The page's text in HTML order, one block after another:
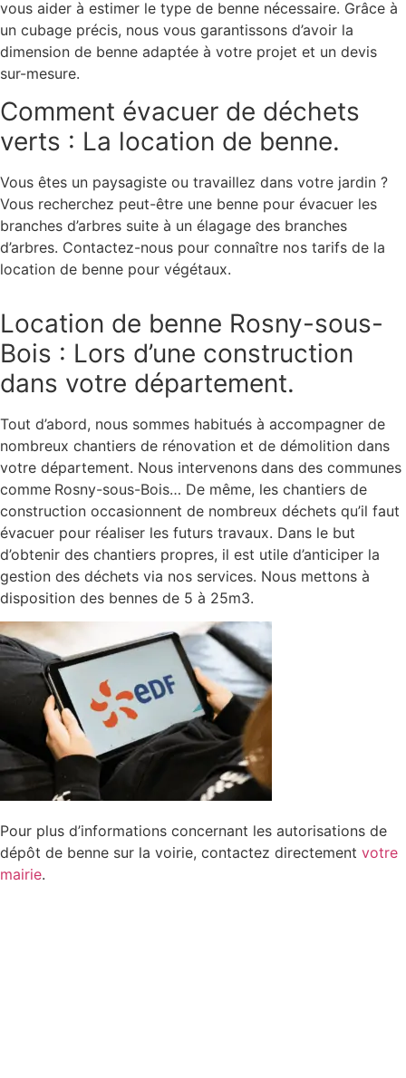
vous aider à estimer le type de benne nécessaire. Grâce à
un cubage précis, nous vous garantissons d’avoir la
dimension de benne adaptée à votre projet et un devis
sur-mesure.
Comment évacuer de déchets
verts : La location de benne.
Vous êtes un paysagiste ou travaillez dans votre jardin ?
Vous recherchez peut-être une benne pour évacuer les
branches d’arbres suite à un élagage des branches
d’arbres. Contactez-nous pour connaître nos tarifs de la
location de benne pour végétaux.
Location de benne Rosny-sous-
Bois : Lors d’une construction
dans votre département.
Tout d’abord, nous sommes habitués à accompagner de
nombreux chantiers de rénovation et de démolition dans
votre département. Nous intervenons dans des communes
comme Rosny-sous-Bois… De même, les chantiers de
construction occasionnent de nombreux déchets qu’il faut
évacuer pour réaliser les futurs travaux. Dans le but
d’obtenir des chantiers propres, il est utile d’anticiper la
gestion des déchets via nos services. Nous mettons à
disposition des bennes de 5 à 25m3.
Pour plus d’informations concernant les autorisations de
dépôt de benne sur la voirie, contactez directement votre
mairie.